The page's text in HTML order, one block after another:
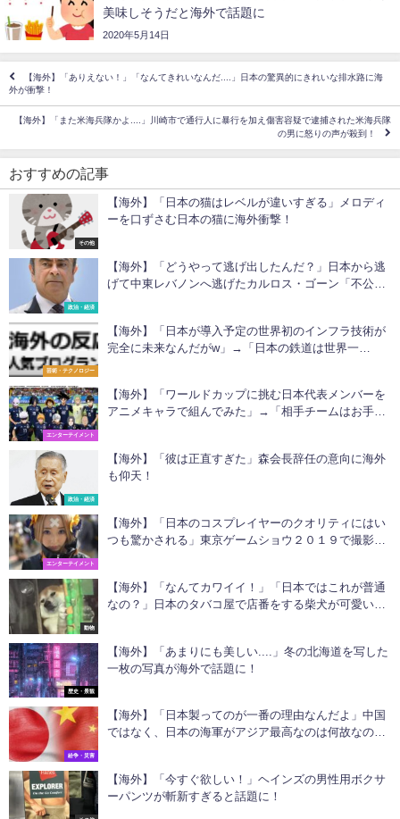
美味しそうだと海外で話題に
2020年5月14日
【海外】「ありえない！」「なんてきれいなんだ....」日本の驚異的にきれいな排水路に海
外が衝撃！
【海外】「また米海兵隊かよ....」川崎市で通行人に暴行を加え傷害容疑で逮捕された米海兵隊
の男に怒りの声が殺到！
おすすめの記事
その他
【海外】「日本の猫はレベルが違いすぎる」メロディ
ーを口ずさむ日本の猫に海外衝撃！
政治・経済
【海外】「どうやって逃げ出したんだ？」日本から逃
げて中東レバノンへ逃げたカルロス・ゴーン「不公平
芸術・テクノロジー
【海外】「日本が導入予定の世界初のインフラ技術が
完全に未来なんだがw」→「日本の鉄道は世界一
エンターテイメント
【海外】「ワールドカップに挑む日本代表メンバーを
アニメキャラで組んでみた」→「相手チームはお手上
政治・経済
【海外】「彼は正直すぎた」森会長辞任の意向に海外
も仰天！
エンターテイメント
【海外】「日本のコスプレイヤーのクオリティにはい
つも驚かされる」東京ゲームショウ２０１９で撮影さ
動物
【海外】「なんてカワイイ！」「日本ではこれが普通
なの？」日本のタバコ屋で店番をする柴犬が可愛いす
歴史・景観
【海外】「あまりにも美しい....」冬の北海道を写した
一枚の写真が海外で話題に！
紛争・災害
【海外】「日本製ってのが一番の理由なんだよ」中国
ではなく、日本の海軍がアジア最高なのは何故なのだ
【海外】「今すぐ欲しい！」ヘインズの男性用ボクサ
ーパンツが斬新すぎると話題に！